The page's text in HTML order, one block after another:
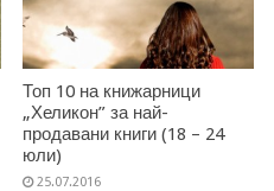
Топ 10 на книжарници
„Хеликон” за най-
продавани книги (18 – 24
юли)
25.07.2016